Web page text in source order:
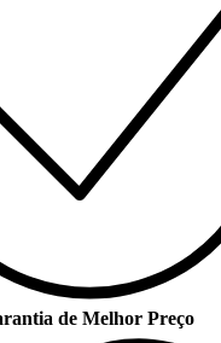
de Melhor Preço